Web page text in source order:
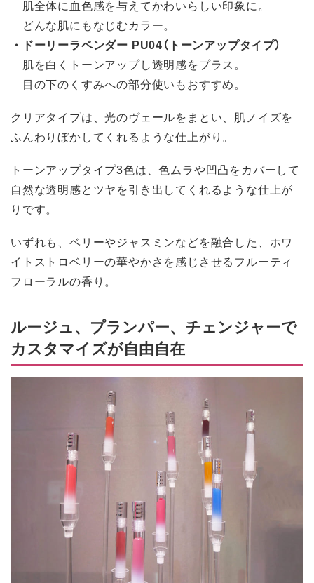
肌全体に血色感を与えてかわいらしい印象に。
どんな肌にもなじむカラー。
・ドーリーラベンダー PU04（トーンアップタイプ）
肌を白くトーンアップし透明感をプラス。
目の下のくすみへの部分使いもおすすめ。
クリアタイプは、光のヴェールをまとい、肌ノイズを
ふんわりぼかしてくれるような仕上がり。
トーンアップタイプ3色は、色ムラや凹凸をカバーして
自然な透明感とツヤを引き出してくれるような仕上が
りです。
いずれも、ベリーやジャスミンなどを融合した、ホワ
イトストロベリーの華やかさを感じさせるフルーティ
フローラルの香り。
ルージュ、プランパー、チェンジャーで
カスタマイズが自由自在